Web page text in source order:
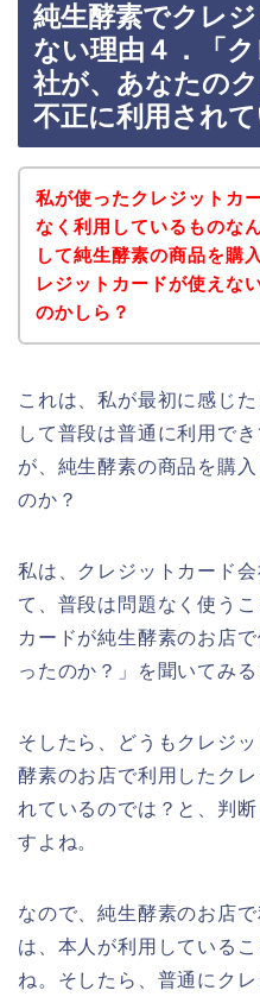
純生酵素でクレ
ない理由４．「
社が、あなたの
不正に利用されて
私が使ったクレジットカ
なく利用しているものな
して純生酵素の商品を購
レジットカードが使えな
のかしら？
これは、私が最初に感じ
して普段は普通に利用で
が、純生酵素の商品を購
のか？
私は、クレジットカード
て、普段は問題なく使う
カードが純生酵素のお店
ったのか？」を聞いてみ
そしたら、どうもクレジ
酵素のお店で利用したク
れているのでは？と、判
すよね。
なので、純生酵素のお店
は、本人が利用している
ね。そしたら、普通にク